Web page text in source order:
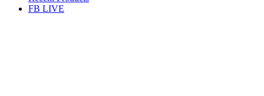
FB LIVE